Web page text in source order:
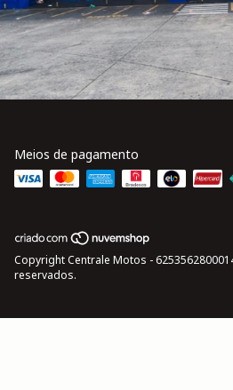
Meios de pagamento
Copyright Centrale Motos -
reservados.